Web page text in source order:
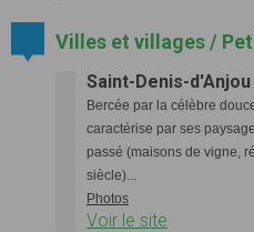
Villes et villages /
Saint-Denis-d'Anjou
Bercée par la célèbre
caractérise par ses
passé (maisons de vigne,
siècle)...
Photos
Voir le site